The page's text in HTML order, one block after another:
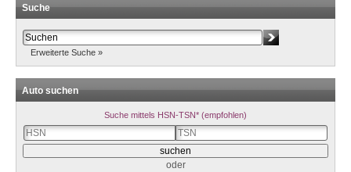
Suche
Erweiterte Suche »
Auto suchen
Suche mittels HSN-TSN* (empfohlen)
oder